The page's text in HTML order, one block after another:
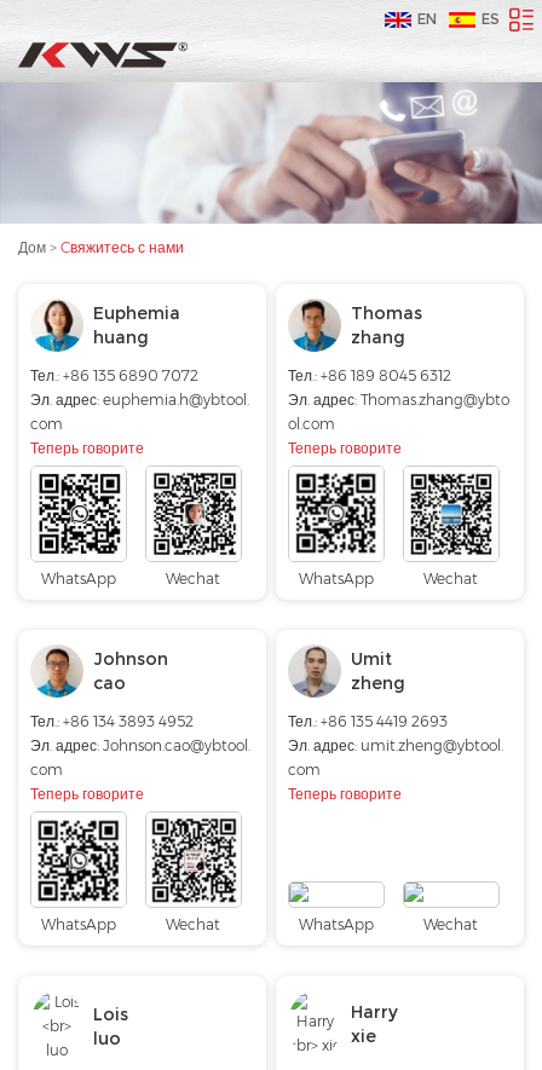
EN ES
Дом > Cвяжитесь с нами
Euphemia
huang
Тел.: +86 135 6890 7072
Эл. адрес: euphemia.h@ybtool.
com
Теперь говорите
WhatsApp Wechat
Thomas
zhang
Тел.: +86 189 8045 6312
Эл. адрес:Thomas.zhang@ybto
ol.com
Теперь говорите
WhatsApp Wechat
Johnson
cao
Тел.: +86 134 3893 4952
Эл. адрес: Johnson.cao@ybtool.
com
Теперь говорите
WhatsApp Wechat
Umit
zheng
Тел.: +86 135 4419 2693
Эл. адрес: umit.zheng@ybtool.
com
Теперь говорите
WhatsApp Wechat
Lois
luo
Harry
xie